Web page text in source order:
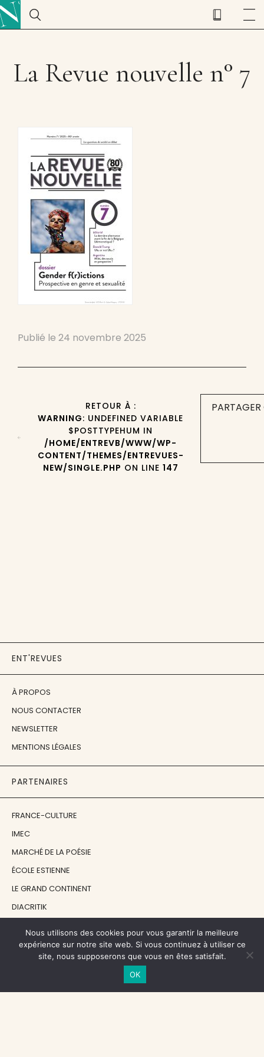
La Revue nouvelle n° 7
Publié le 24 novembre 2025
RETOUR À :
WARNING: UNDEFINED VARIABLE
$POSTTYPEHUM IN
/HOME/ENTREVB/WWW/WP-
CONTENT/THEMES/ENTREVUES-
NEW/SINGLE.PHP ON LINE 147
ENT'REVUES
À PROPOS
NOUS CONTACTER
NEWSLETTER
MENTIONS LÉGALES
PARTENAIRES
FRANCE-CULTURE
IMEC
MARCHÉ DE LA POÉSIE
ÉCOLE ESTIENNE
LE GRAND CONTINENT
DIACRITIK
NOS SOUTIENS
CENTRE NATIONAL DU LIVRE
Nous utilisons des cookies pour vous garantir la meilleure
expérience sur notre site web. Si vous continuez à utiliser ce
site, nous supposerons que vous en êtes satisfait.
OK